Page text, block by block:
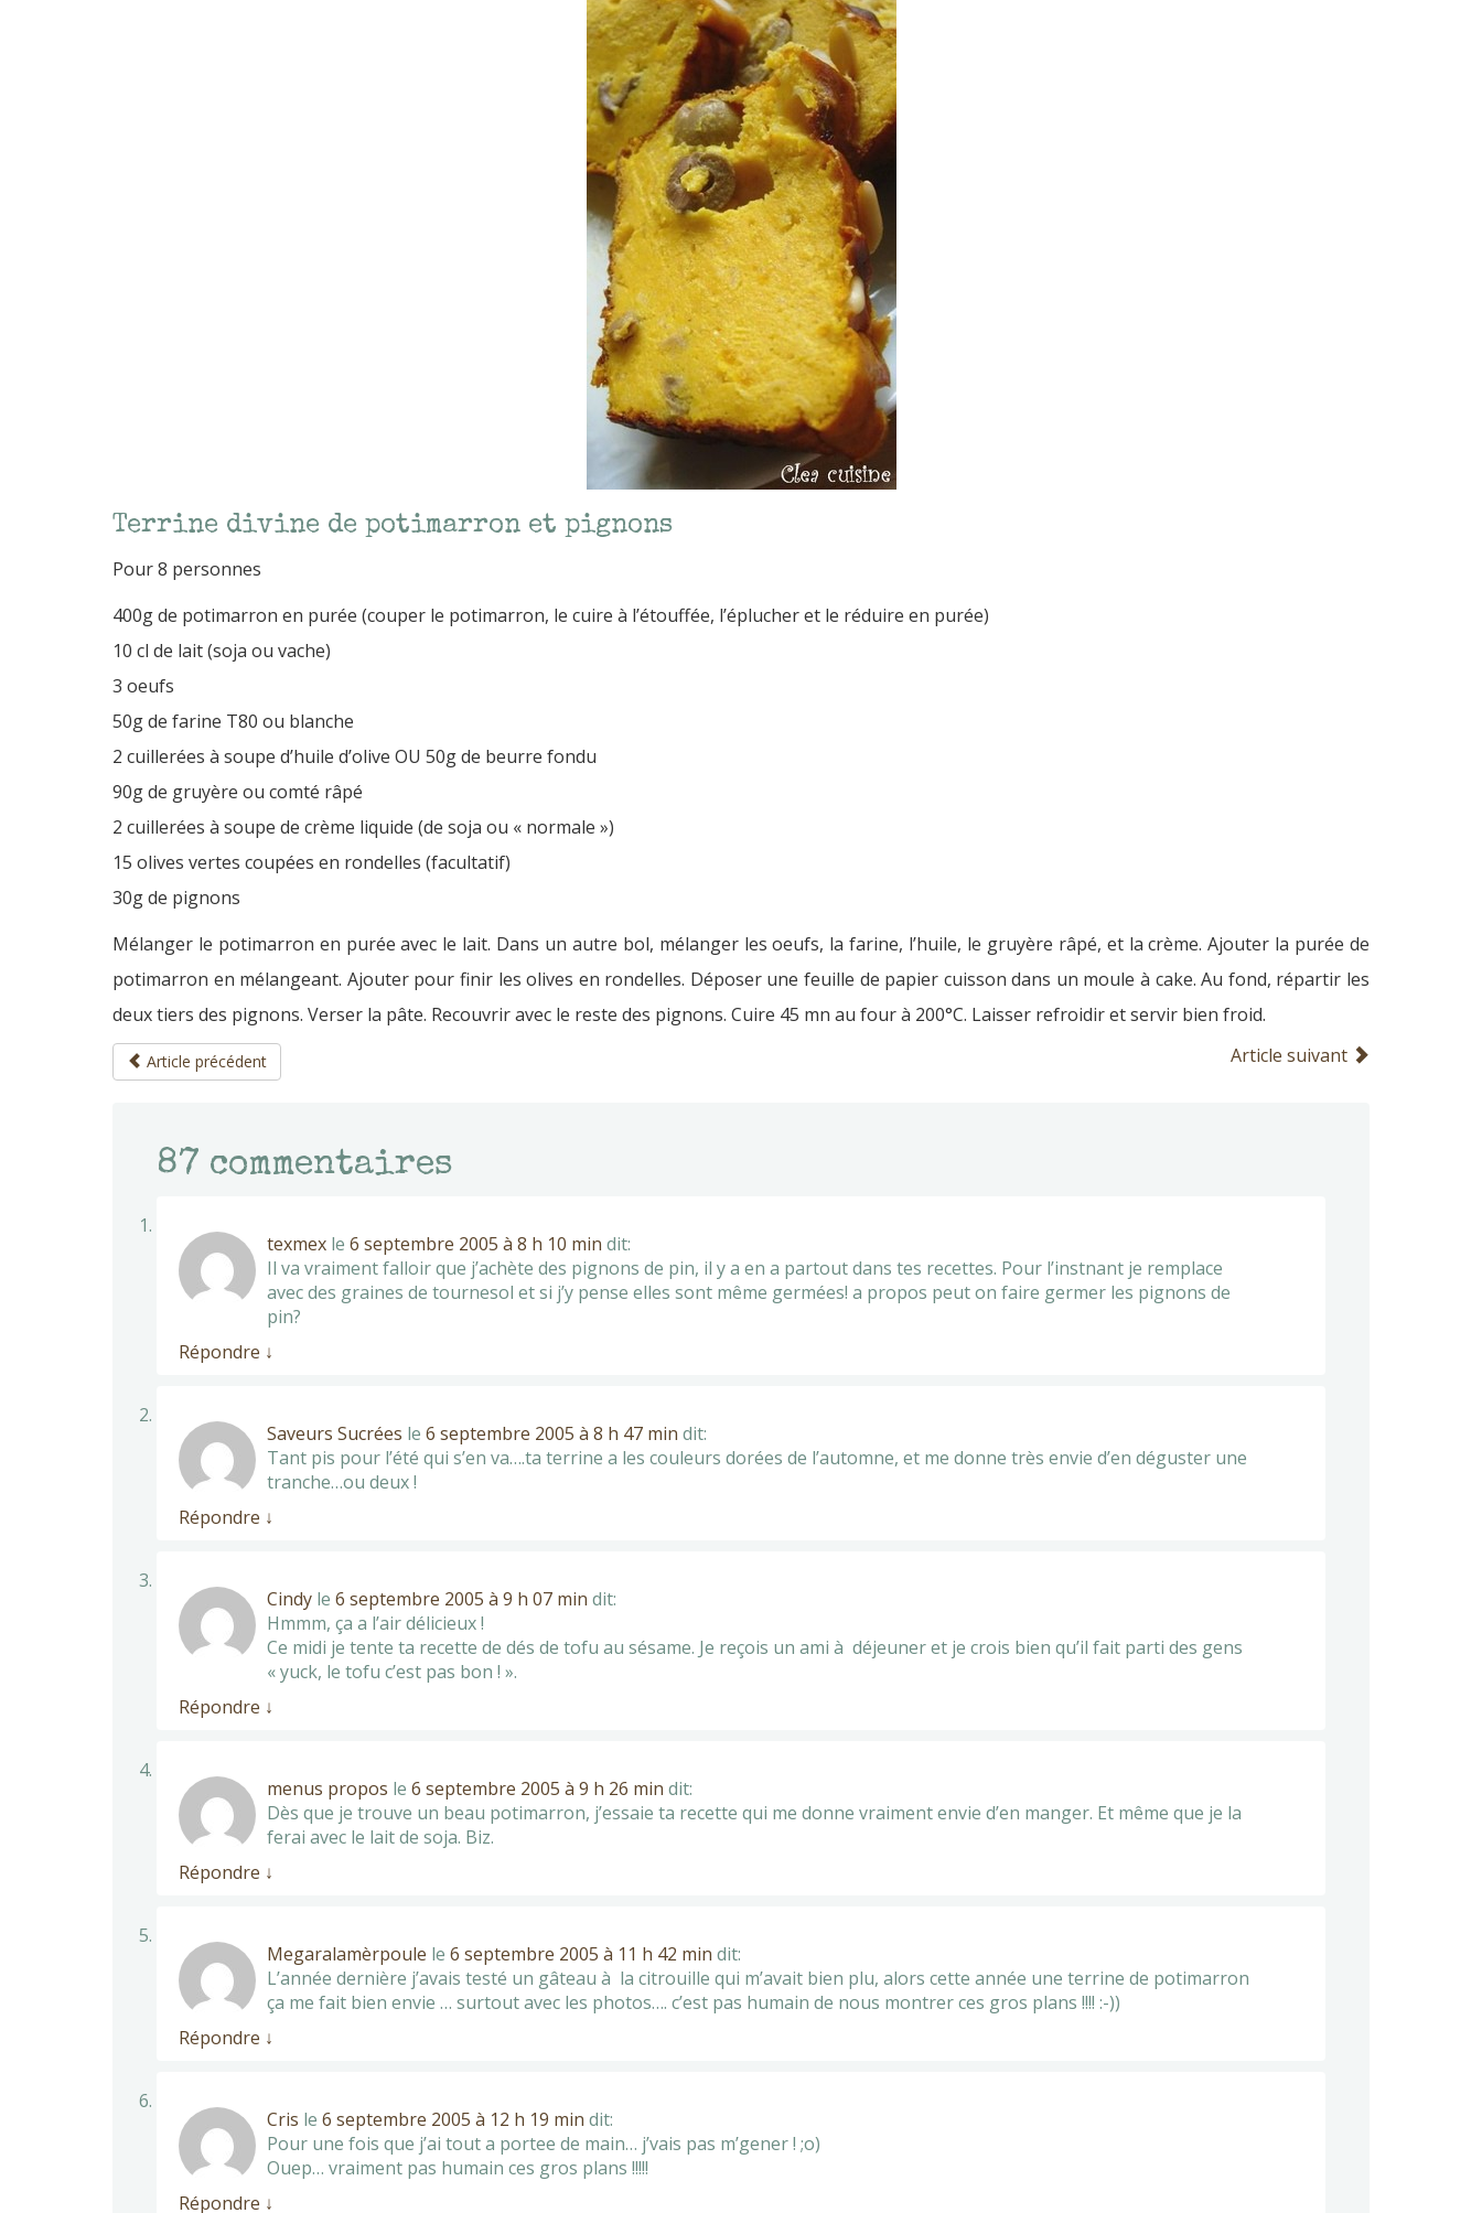
Terrine divine de potimarron et pignons
Pour 8 personnes
400g de potimarron en purée (couper le potimarron, le cuire à l’étouffée, l’éplucher et le réduire en purée)
10 cl de lait (soja ou vache)
3 oeufs
50g de farine T80 ou blanche
2 cuillerées à soupe d’huile d’olive OU 50g de beurre fondu
90g de gruyère ou comté râpé
2 cuillerées à soupe de crème liquide (de soja ou « normale »)
15 olives vertes coupées en rondelles (facultatif)
30g de pignons
Mélanger le potimarron en purée avec le lait. Dans un autre bol, mélanger les oeufs, la farine, l’huile, le gruyère râpé, et la crème. Ajouter la purée de
potimarron en mélangeant. Ajouter pour finir les olives en rondelles. Déposer une feuille de papier cuisson dans un moule à cake. Au fond, répartir les
deux tiers des pignons. Verser la pâte. Recouvrir avec le reste des pignons. Cuire 45 mn au four à 200°C. Laisser refroidir et servir bien froid.
Article précédent Article suivant
87 commentaires
texmex le 6 septembre 2005 à 8 h 10 min dit:
Il va vraiment falloir que j’achète des pignons de pin, il y a en a partout dans tes recettes. Pour l’instnant je remplace
avec des graines de tournesol et si j’y pense elles sont même germées! a propos peut on faire germer les pignons de
pin?
Répondre ↓
Saveurs Sucrées le 6 septembre 2005 à 8 h 47 min dit:
Tant pis pour l’été qui s’en va….ta terrine a les couleurs dorées de l’automne, et me donne très envie d’en déguster une
tranche…ou deux !
Répondre ↓
Cindy le 6 septembre 2005 à 9 h 07 min dit:
Hmmm, ça a l’air délicieux !
Ce midi je tente ta recette de dés de tofu au sésame. Je reçois un ami à déjeuner et je crois bien qu’il fait parti des gens
« yuck, le tofu c’est pas bon ! ».
Répondre ↓
menus propos le 6 septembre 2005 à 9 h 26 min dit:
Dès que je trouve un beau potimarron, j’essaie ta recette qui me donne vraiment envie d’en manger. Et même que je la
ferai avec le lait de soja. Biz.
Répondre ↓
Megaralamèrpoule le 6 septembre 2005 à 11 h 42 min dit:
L’année dernière j’avais testé un gâteau à la citrouille qui m’avait bien plu, alors cette année une terrine de potimarron
ça me fait bien envie … surtout avec les photos…. c’est pas humain de nous montrer ces gros plans !!!! :-))
Répondre ↓
Cris le 6 septembre 2005 à 12 h 19 min dit:
Pour une fois que j’ai tout a portee de main… j’vais pas m’gener ! ;o)
Ouep… vraiment pas humain ces gros plans !!!!!
Répondre ↓